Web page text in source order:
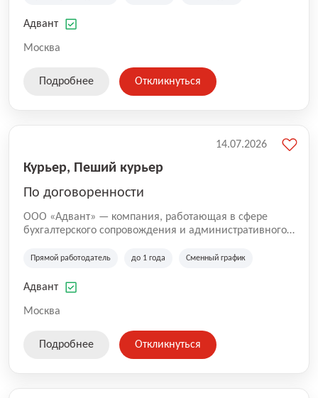
Адвант
Москва
Подробнее Откликнуться
Курьер, Пеший курьер
По договоренности
ООО «Адвант» — компания, работающая в сфере
бухгалтерского сопровождения и административного
зарегистрирована в Санкт-Петербурге и
лиц и коммерческих организаций.
Прямой работодатель до 1 года Сменный график
Адвант
Москва
14.07.2026
Подробнее Откликнуться